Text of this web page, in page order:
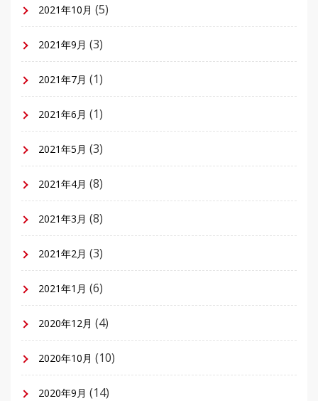
2021年10月 (5)
2021年9月 (3)
2021年7月 (1)
2021年6月 (1)
2021年5月 (3)
2021年4月 (8)
2021年3月 (8)
2021年2月 (3)
2021年1月 (6)
2020年12月 (4)
2020年10月 (10)
2020年9月 (14)